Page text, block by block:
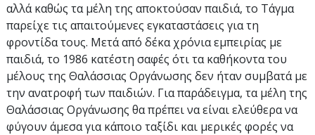
αλλά καθώς τα μέλη της αποκτούσαν παιδιά, το Τάγμα
παρείχε τις απαιτούμενες εγκαταστάσεις για τη
φροντίδα τους. Μετά από δέκα χρόνια εμπειρίας με
παιδιά, το 1986 κατέστη σαφές ότι τα καθήκοντα του
μέλους της Θαλάσσιας Οργάνωσης δεν ήταν συμβατά με
την ανατροφή των παιδιών. Για παράδειγμα, τα μέλη της
Θαλάσσιας Οργάνωσης θα πρέπει να είναι ελεύθερα να
φύγουν άμεσα για κάποιο ταξίδι και μερικές φορές να